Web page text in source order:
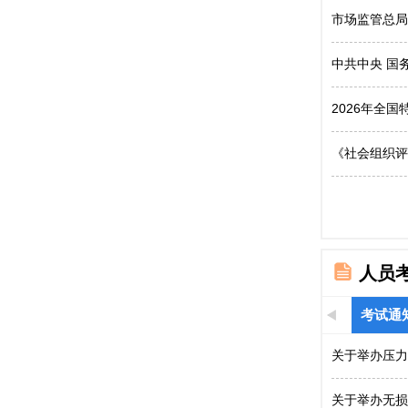
市场监管总
中共中央 国
2026年全国
《社会组织
人员
考试通
关于举办压
关于举办无